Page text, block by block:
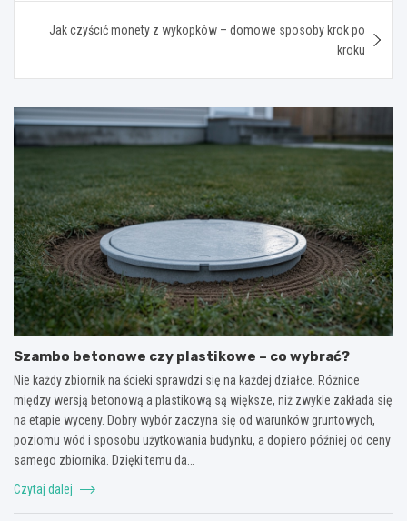
Jak czyścić monety z wykopków – domowe sposoby krok po
kroku
Szambo betonowe czy plastikowe – co wybrać?
Nie każdy zbiornik na ścieki sprawdzi się na każdej działce. Różnice
między wersją betonową a plastikową są większe, niż zwykle zakłada się
na etapie wyceny. Dobry wybór zaczyna się od warunków gruntowych,
poziomu wód i sposobu użytkowania budynku, a dopiero później od ceny
samego zbiornika. Dzięki temu da…
Czytaj dalej